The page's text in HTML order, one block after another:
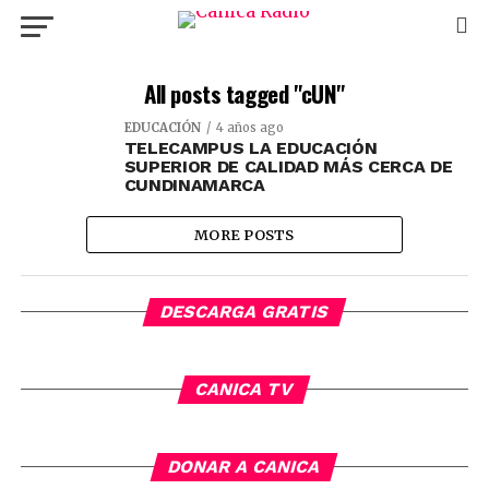
All posts tagged "cUN"
EDUCACIÓN 4 años ago
TELECAMPUS LA EDUCACIÓN
SUPERIOR DE CALIDAD MÁS CERCA DE
CUNDINAMARCA
MORE POSTS
DESCARGA GRATIS
CANICA TV
DONAR A CANICA